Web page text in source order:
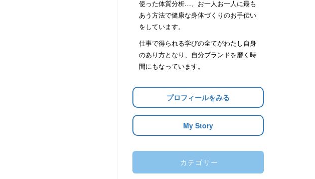
使った体質分析…、お一人お一人に最も
あう方法で健康な身体づくりのお手伝い
をしています。
仕事で得られる学びの全てがわたし自身
のあり方となり、自分ブランドを磨く時
間にもなっています。
プロフィールをみる
My Story
カテゴリー